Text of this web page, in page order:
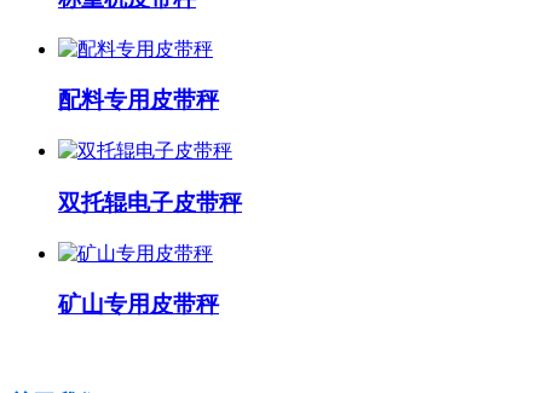
配料专用皮带秤
双托辊电子皮带秤
矿山专用皮带秤